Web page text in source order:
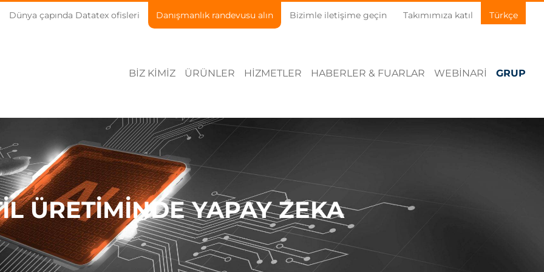
Dünya çapında Datatex ofisleri Danışmanlık randevusu alın Bizimle iletişime geçin Takımımıza katıl Türkçe
BIZ KIMIZ ÜRÜNLER HIZMETLER HABERLER & FUARLAR WEBINARI GRUP
ÜRETIMINDE YAPAY ZEKA